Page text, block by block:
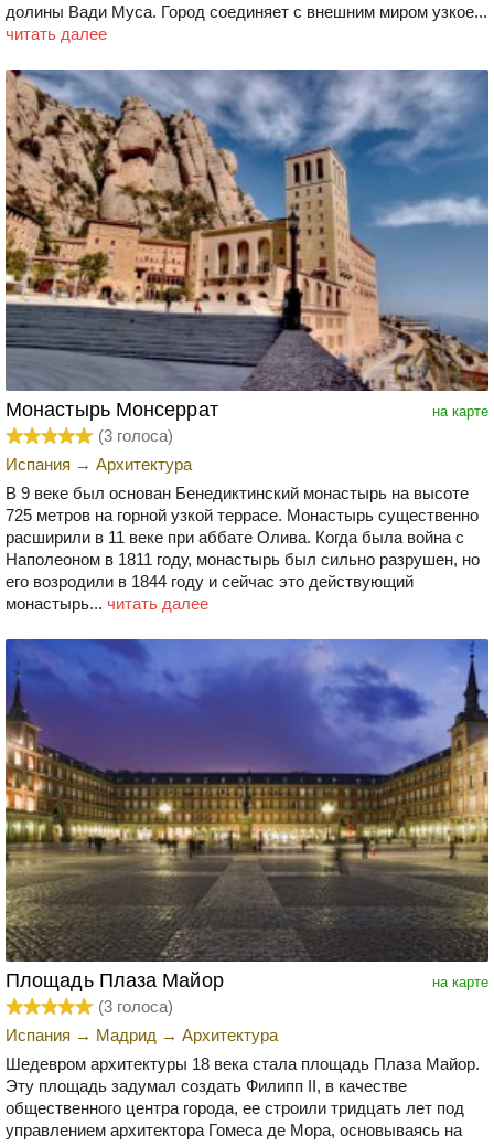
долины Вади Муса. Город соединяет с внешним миром узкое...
читать далее
на карте
Монастырь Монсеррат
(3 голоса)
Испания → Архитектура
В 9 веке был основан Бенедиктинский монастырь на высоте
725 метров на горной узкой террасе. Монастырь существенно
расширили в 11 веке при аббате Олива. Когда была война с
Наполеоном в 1811 году, монастырь был сильно разрушен, но
его возродили в 1844 году и сейчас это действующий
монастырь... читать далее
на карте
Площадь Плаза Майор
(3 голоса)
Испания → Мадрид → Архитектура
Шедевром архитектуры 18 века стала площадь Плаза Майор.
Эту площадь задумал создать Филипп II, в качестве
общественного центра города, ее строили тридцать лет под
управлением архитектора Гомеса де Мора, основываясь на